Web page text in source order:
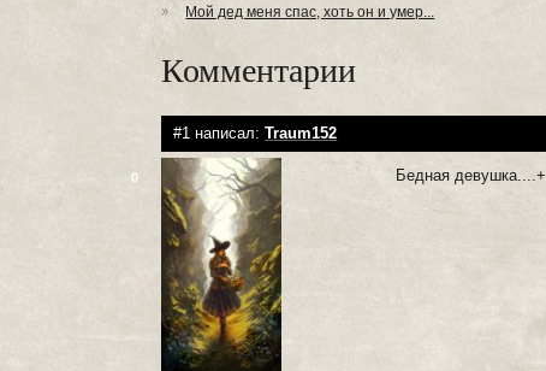
Мой дед меня спас, хоть он и умер...
Комментарии
#1 написал:Traum152
0 Бедная девушка....+